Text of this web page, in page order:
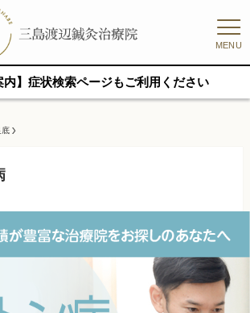
MENU
内】症状検索ページもご利用ください
底